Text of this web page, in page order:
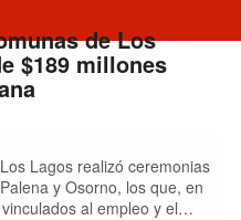
de Los
$189 millones
Lagos realizó ceremonias
y Osorno, los que, en
al empleo y el